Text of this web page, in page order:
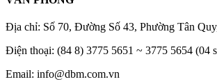
Địa chỉ: Số 70, Đường Số 43, Phường Tân
Điện thoại: (84 8) 3775 5651 ~ 3775 5654 (04
Email: info@dbm.com.vn